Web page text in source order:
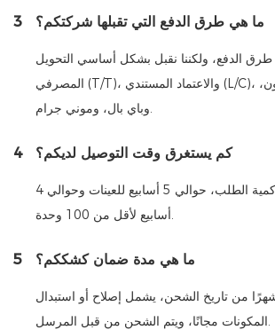
3 ما هي طرق الدفع التي تقبلها شركتكم؟
الدفع، ولكننا نقبل بشكل أساسي التحويل
المصرفي (T/T)، والاعتماد المستندي (L/C)، وويسترن يونيون،
وباي بال، وموني جرام.
4 كم يستغرق وقت التوصيل لديكم؟
يعتمد ذلك على كمية الطلب، حوالي 5 أسابيع للعينات وحوالي 4
أسابيع لأقل من 100 وحدة.
5 ما هي مدة ضمان كشككم؟
لمدة 12 شهرًا من تاريخ الشحن، يشمل إصلاح أو استبدال
المكونات مجانًا، ويتم الشحن من قبل المرسل.